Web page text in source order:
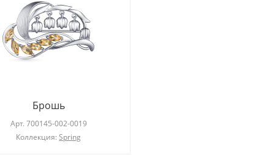
Брошь
Арт. 700145-002-0019
Коллекция:Spring